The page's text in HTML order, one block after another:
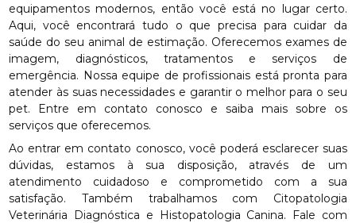
equipamentos modernos, então você está no lugar certo.
Aqui, você encontrará tudo o que precisa para cuidar da
saúde do seu animal de estimação. Oferecemos exames de
imagem, diagnósticos, tratamentos e serviços de
emergência. Nossa equipe de profissionais está pronta para
atender às suas necessidades e garantir o melhor para o seu
pet. Entre em contato conosco e saiba mais sobre os
serviços que oferecemos.
Ao entrar em contato conosco, você poderá esclarecer suas
dúvidas, estamos à sua disposição, através de um
atendimento cuidadoso e comprometido com a sua
satisfação. Também trabalhamos com Citopatologia
Veterinária Diagnóstica e Histopatologia Canina. Fale com